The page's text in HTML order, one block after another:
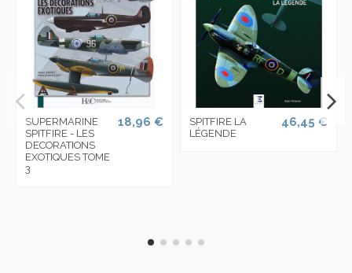
SUPERMARINE
SPITFIRE - LES
DECORATIONS
EXOTIQUES TOME
3
18,96 €
SPITFIRE LA
LÉGENDE
46,45 €